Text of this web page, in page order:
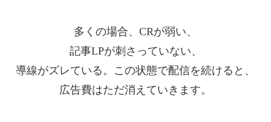
多くの場合、CRが弱い、
記事LPが刺さっていない、
導線がズレている。この状態で配信を続けると、
広告費はただ消えていきます。